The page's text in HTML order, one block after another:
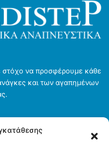
του
προϊόντος
στόχο να προσφέρουμε κάθε
και των αγαπημένων